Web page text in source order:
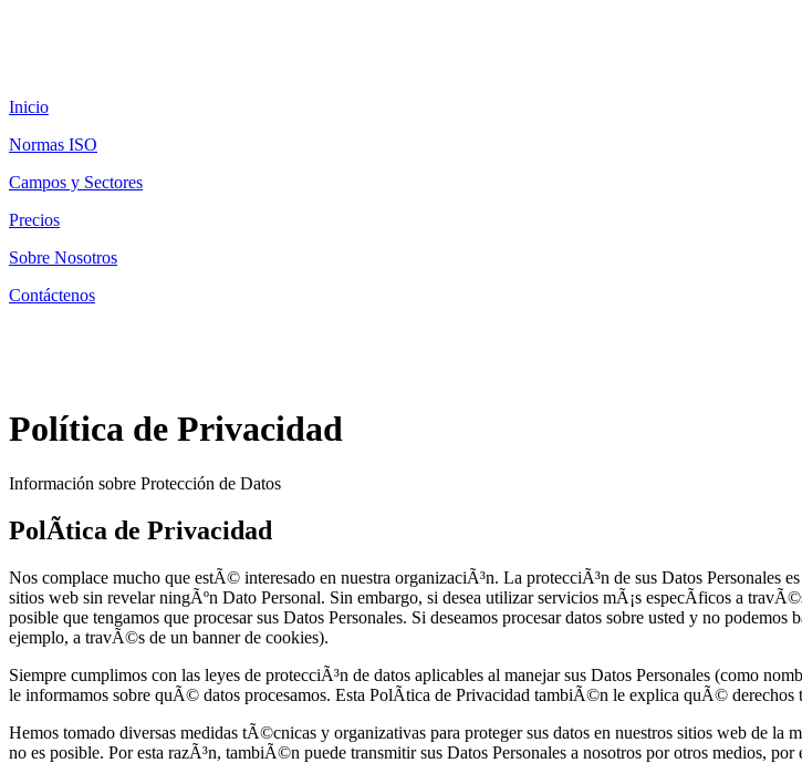
Inicio
Normas ISO
Campos y Sectores
Precios
Sobre Nosotros
Contáctenos
Política de Privacidad
Información sobre Protección de Datos
PolÃ­tica de Privacidad
Nos complace mucho que estÃ© interesado en nuestra organizaciÃ³n. La protecciÃ³n de sus Datos Personales
sitios web sin revelar ningÃºn Dato Personal. Sin embargo, si desea utilizar servicios mÃ¡s especÃ­ficos a
posible que tengamos que procesar sus Datos Personales. Si deseamos procesar datos sobre usted y no
ejemplo, a travÃ©s de un banner de cookies).
Siempre cumplimos con las leyes de protecciÃ³n de datos aplicables al manejar sus Datos Personales (como
le informamos sobre quÃ© datos procesamos. Esta PolÃ­tica de Privacidad tambiÃ©n le explica quÃ© derechos
Hemos tomado diversas medidas tÃ©cnicas y organizativas para proteger sus datos en nuestros sitios web de
no es posible. Por esta razÃ³n, tambiÃ©n puede transmitir sus Datos Personales a nosotros por otros medios,